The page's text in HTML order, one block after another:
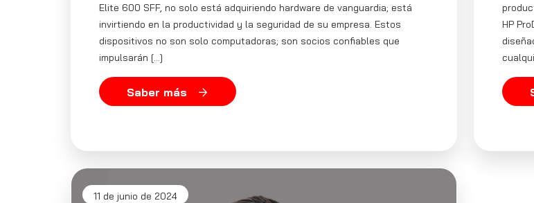
Elite 600 SFF, no solo está adquiriendo hardware de vanguardia; está
invirtiendo en la productividad y la seguridad de su empresa. Estos
dispositivos no son solo computadoras; son socios confiables que
impulsarán […]
Saber más
HP
11 de junio de 2024